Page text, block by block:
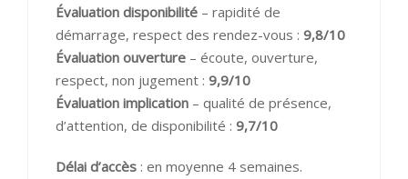
Évaluation disponibilité – rapidité de
démarrage, respect des rendez-vous : 9,8/10
Évaluation ouverture – écoute, ouverture,
respect, non jugement : 9,9/10
Évaluation implication – qualité de présence,
d’attention, de disponibilité : 9,7/10
Délai d’accès : en moyenne 4 semaines.